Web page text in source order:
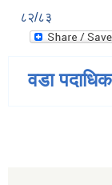
८२/८३
वडा